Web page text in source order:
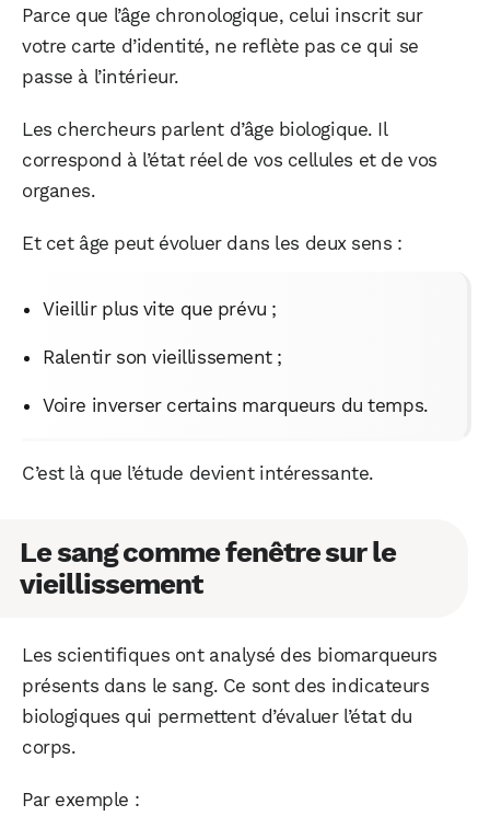
Parce que l’âge chronologique, celui inscrit sur
votre carte d’identité, ne reflète pas ce qui se
passe à l’intérieur.
Les chercheurs parlent d’âge biologique. Il
correspond à l’état réel de vos cellules et de vos
organes.
Et cet âge peut évoluer dans les deux sens :
Vieillir plus vite que prévu ;
Ralentir son vieillissement ;
Voire inverser certains marqueurs du temps.
C’est là que l’étude devient intéressante.
Le sang comme fenêtre sur le
vieillissement
Les scientifiques ont analysé des biomarqueurs
présents dans le sang. Ce sont des indicateurs
biologiques qui permettent d’évaluer l’état du
corps.
Par exemple :